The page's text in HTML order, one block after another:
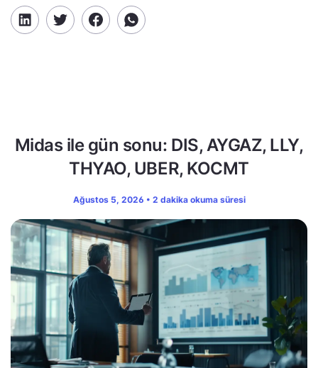
Midas ile gün sonu: DIS, AYGAZ, LLY,
THYAO, UBER, KOCMT
Ağustos 5, 2026 • 2 dakika okuma süresi